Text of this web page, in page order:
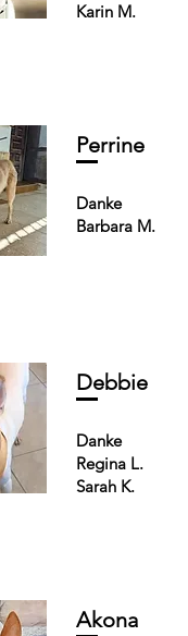
Karin M.
Perrine
Danke
Barbara M.
Debbie
Danke
Regina L.
Sarah K.
Akona